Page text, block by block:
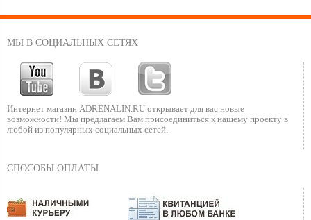
МЫ В СОЦИАЛЬНЫХ СЕТЯХ
Интернет магазин ADRENALIN.RU открывает для вас новые
возможности! Мы предлагаем Вам присоединиться к нашему проекту в
любой из популярных социальных сетей.
СПОСОБЫ ОПЛАТЫ